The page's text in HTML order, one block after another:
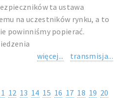
ta ustawa
na uczestników rynku, a to
powinniśmy popierać.
więcej...
transmisja...
12 13 14 15 16 17 18 19 20